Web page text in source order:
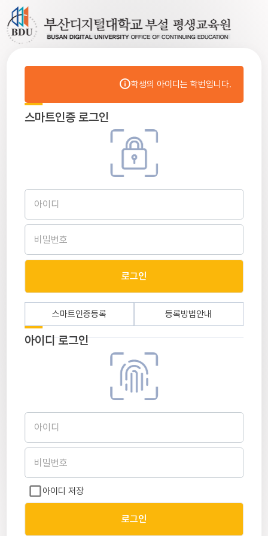
학생의 아이디는 학번입니다.
스마트인증 로그인
아이디
비밀번호
로그인
스마트인증등록 등록방법안내
아이디 로그인
아이디
비밀번호
아이디 저장
로그인